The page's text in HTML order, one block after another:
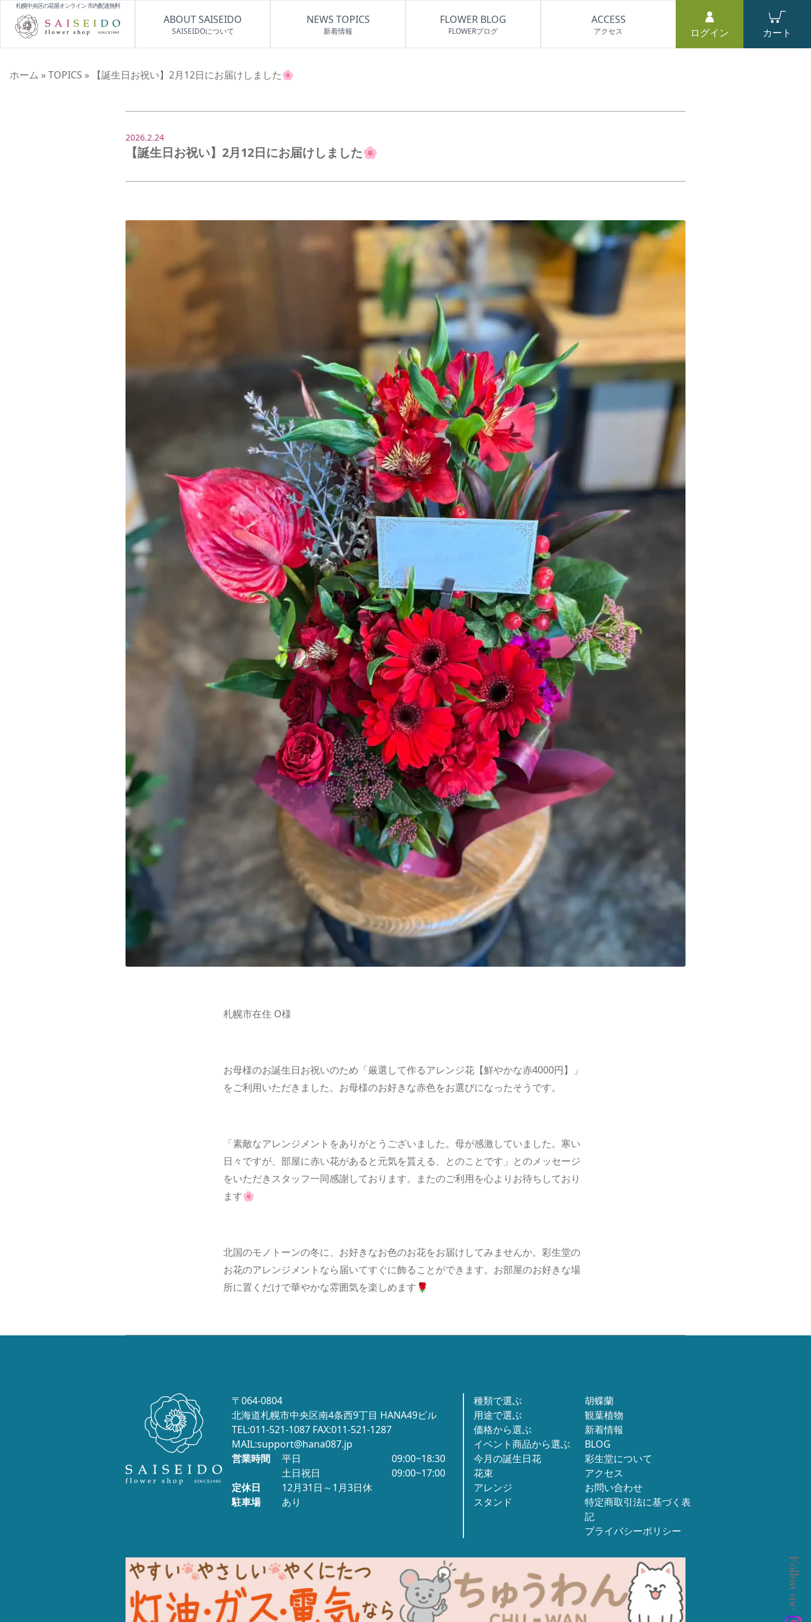
札幌中央区の花屋オンライン 市内配達無料
ABOUT SAISEIDO
SAISEIDOについて
NEWS TOPICS
新着情報
FLOWER BLOG
FLOWERブログ
ACCESS
アクセス ログイン カート
ホーム »TOPICS » 【誕生日お祝い】2月12日にお届けしました🌸
2026.2.24
【誕生日お祝い】2月12日にお届けしました🌸
札幌市在住 O様
お母様のお誕生日お祝いのため「厳選して作るアレンジ花【鮮やかな赤4000円】」
をご利用いただきました。お母様のお好きな赤色をお選びになったそうです。
「素敵なアレンジメントをありがとうございました。母が感激していました。寒い
日々ですが、部屋に赤い花があると元気を貰える、とのことです」とのメッセージ
をいただきスタッフ一同感謝しております。またのご利用を心よりお待ちしており
ます🌸
北国のモノトーンの冬に、お好きなお色のお花をお届けしてみませんか。彩生堂の
お花のアレンジメントなら届いてすぐに飾ることができます。お部屋のお好きな場
所に置くだけで華やかな雰囲気を楽しめます🌹
〒064-0804
北海道札幌市中央区南4条西9丁目 HANA49ビル
TEL:011-521-1087 FAX:011-521-1287
MAIL:support@hana087.jp
営業時間
平日
09:00~18:30
土日祝日
09:00~17:00
定休日
12月31日～1月3日休
駐車場
あり
種類で選ぶ
用途で選ぶ
価格から選ぶ
イベント商品から選ぶ
今月の誕生日花
花束
アレンジ
スタンド
胡蝶蘭
観葉植物
新着情報
BLOG
彩生堂について
アクセス
お問い合わせ
特定商取引法に基づく表
記
プライバシーポリシー